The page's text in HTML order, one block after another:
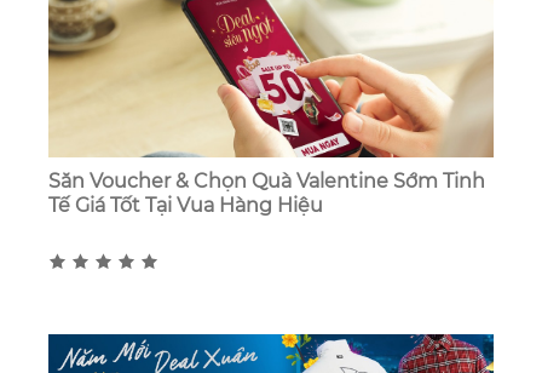
Săn Voucher & Chọn Quà Valentine Sớm Tinh
Tế Giá Tốt Tại Vua Hàng Hiệu